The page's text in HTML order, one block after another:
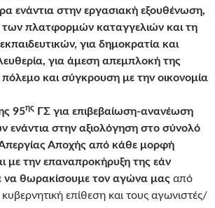
ενάντια στην εργασιακή εξουθένωση,
των πλατφορμών καταγγελιών και τη
για δημοκρατία και
για άμεση απεμπλοκή της
και σύγκρουση με την οικονομία
95ης ΓΣ για επιβεβαίωση-ανανέωση
στην αξιολόγηση στο σύνολό
Αποχής από κάθε μορφή
με την επαναπροκήρυξη της εάν
να θωρακίσουμε τον αγώνα μας από
επίθεση και τους αγωνιστές/